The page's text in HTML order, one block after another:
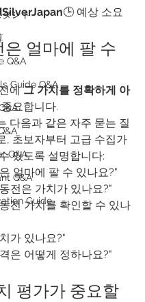
タント
Q&A
Guide Q&A
Q&A
Q&A
Guide
🕒 예상 소요
은 얼마에 팔 수
에 그 가치를 정확하게 아
요합니다.
다음과 같은 자주 묻는 질
, 초보자부터 고급 수집가
있도록 설명합니다:
얼마에 팔 수 있나요?"
전은 가치가 있나요?"
전 가치를 확인할 수 있나
가 있나요?"
은 어떻게 정하나요?"
평가가 중요할